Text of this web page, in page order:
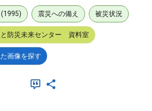
(1995) 震災への備え 被災状況
と防災未来センター 資料室
画像を探す